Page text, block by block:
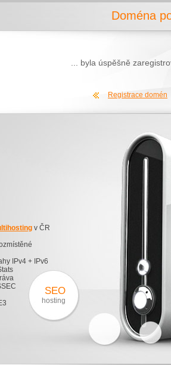
Doména
... byla úspěšně
Registrace domén
v ČR
IPv4 + IPv6
SEO
hosting